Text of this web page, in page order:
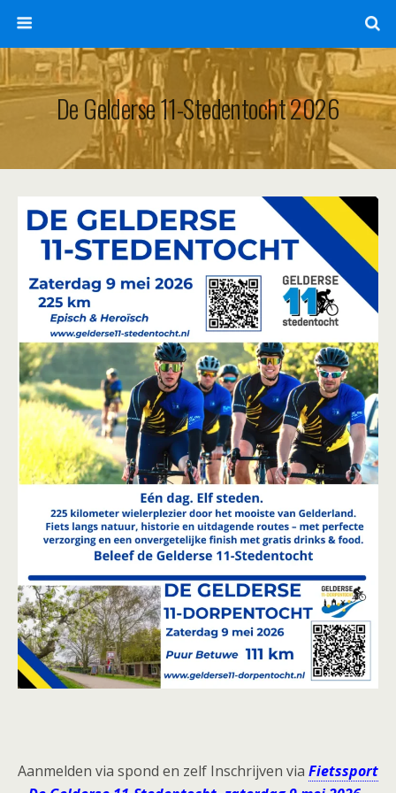
De Gelderse 11-Stedentocht 2026
Aanmelden via spond en zelf Inschrijven via Fietssport